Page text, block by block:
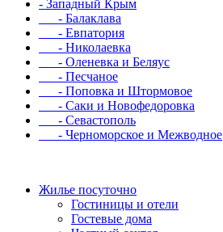
- Западный Крым
- Балаклава
- Евпатория
- Николаевка
- Оленевка и Беляус
- Песчаное
- Поповка и Штормовое
- Саки и Новофедоровка
- Севастополь
- Черноморское и Межводное
Жилье посуточно
Гостиницы и отели
Гостевые дома